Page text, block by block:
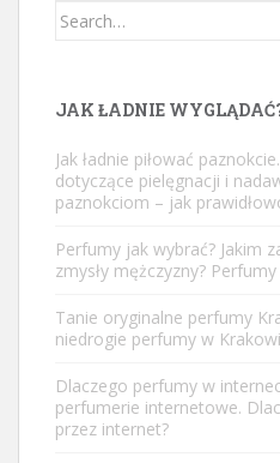
Search
JAK ŁADNIE
Jak ładnie piłować
dotyczące pielęgnacji i
paznokciom – jak
Perfumy jak wybrać? Jakim
zmysły mężczyzny?
Tanie oryginalne perfumy
niedrogie perfumy w
Dlaczego perfumy w
perfumerie internetowe.
przez internet?